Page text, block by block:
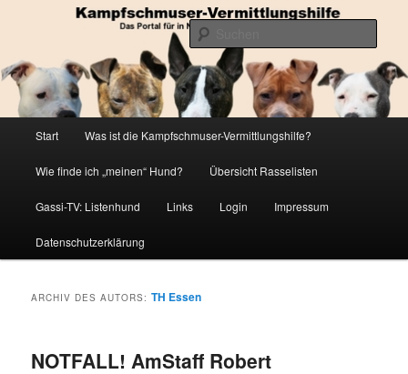
springen
springenKampfschmuser-Vermittlungshilfe
Die Datenbank für in Not geratene Listenhunde
Start Was ist die Kampfschmuser-Vermittlungshilfe?
Wie finde ich „meinen“ Hund? Übersicht Rasselisten
Gassi-TV: Listenhund Links Login Impressum
Datenschutzerklärung
ARCHIV DES AUTORS:TH Essen
NOTFALL! AmStaff Robert